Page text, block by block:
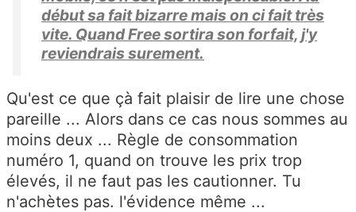
début sa fait bizarre mais on ci fait très
vite. Quand Free sortira son forfait, j'y
reviendrais surement.
Qu'est ce que çà fait plaisir de lire une chose
pareille ... Alors dans ce cas nous sommes au
moins deux ... Règle de consommation
numéro 1, quand on trouve les prix trop
élevés, il ne faut pas les cautionner. Tu
n'achètes pas. l'évidence même ...